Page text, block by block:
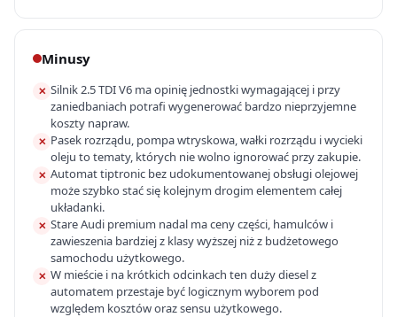
Minusy
✕ Silnik 2.5 TDI V6 ma opinię jednostki wymagającej i przy
zaniedbaniach potrafi wygenerować bardzo nieprzyjemne
koszty napraw.
✕ Pasek rozrządu, pompa wtryskowa, wałki rozrządu i wycieki
oleju to tematy, których nie wolno ignorować przy zakupie.
✕ Automat tiptronic bez udokumentowanej obsługi olejowej
może szybko stać się kolejnym drogim elementem całej
układanki.
✕ Stare Audi premium nadal ma ceny części, hamulców i
zawieszenia bardziej z klasy wyższej niż z budżetowego
samochodu użytkowego.
✕ W mieście i na krótkich odcinkach ten duży diesel z
automatem przestaje być logicznym wyborem pod
względem kosztów oraz sensu użytkowego.